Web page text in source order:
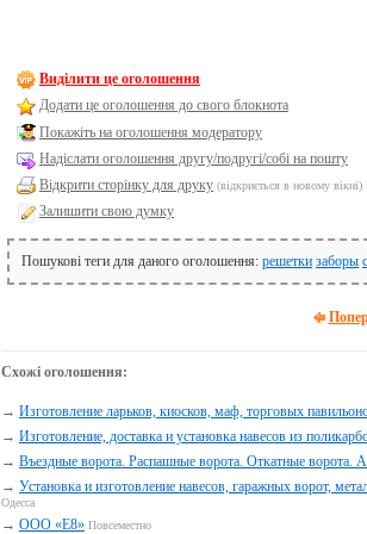
Виділити це оголошення
Додати це оголошення до свого блокнота
Покажіть на оголошення модератору
Надіслати оголошення другу/подругі/собі на пошту
Відкрити сторінку для друку (відкриється в новому вікні)
Залишити свою думку
Пошукові теги для даного оголошення: решетки заборы
Схожі оголошення:
→ Изготовление ларьков, киосков, маф, торговых
→ Изготовление, доставка и установка навесов из
→ Въездные ворота. Распашные ворота. Откатные ворота.
→ Установка и изготовление навесов, гаражных ворот,
Одесса
→ ООО «Е8» Повсеместно